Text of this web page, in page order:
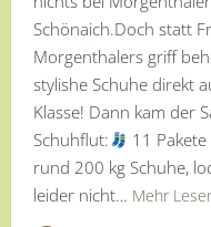
Schönaich.Doch statt
Morgenthalers griff
stylishe Schuhe direkt
Klasse! Dann kam der
Schuhflut:
11
rund 200 kg Schuhe,
leider nicht… Mehr